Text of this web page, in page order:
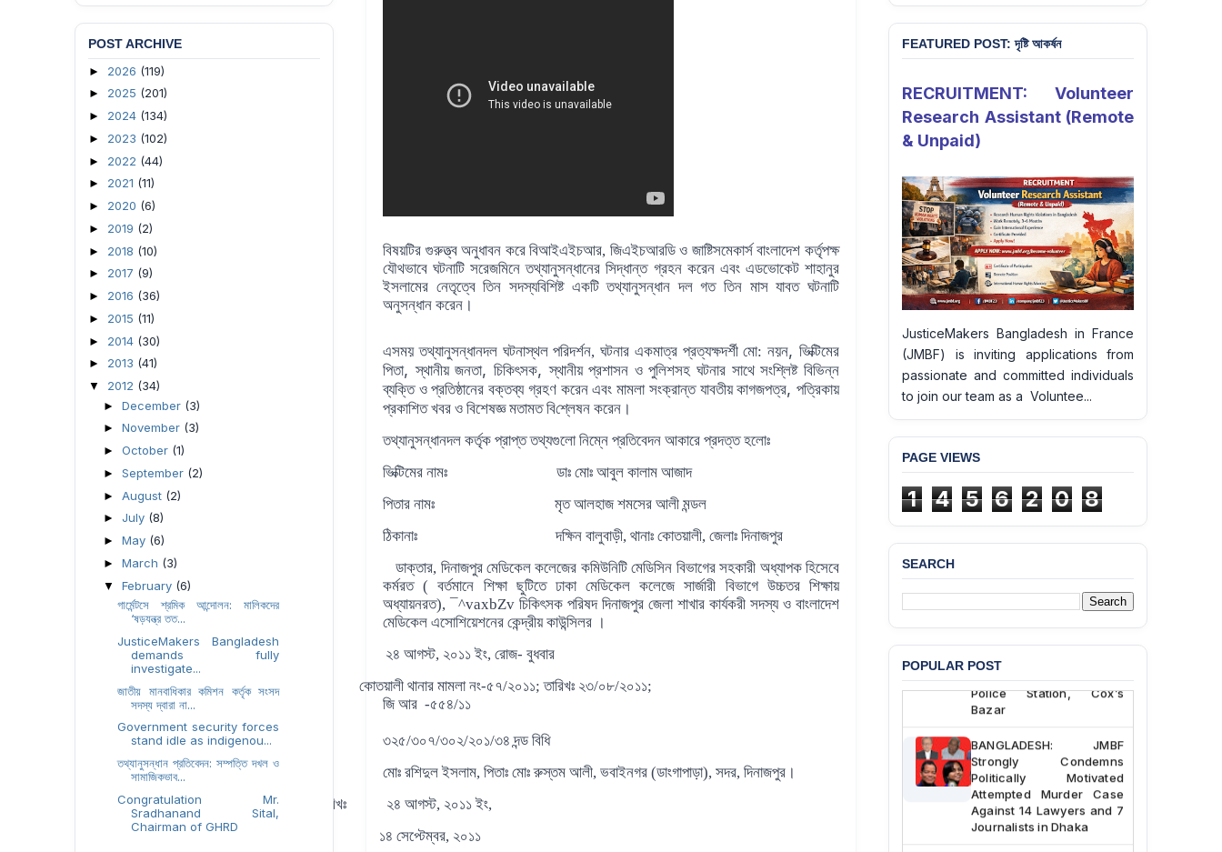
বিষয়টির গুরুত্ত্ব অনুধাবন করে বিআইএইচআর, জিএইচআরডি ও জাষ্টিসমেকার্স বাংলাদেশ কর্তৃপক্ষ
যৌথভাবে ঘটনাটি সরেজমিনেতথ্যানুসন্ধানের সিদ্ধান্ত গ্রহন করেন এবং এডভোকেট শাহানুর
ইসলামের নেতৃত্বে তিন সদস্যবিশিষ্ট একটি তথ্যানুসন্ধান দল গত তিন মাস যাবত ঘটনাটি
অনুসন্ধান করেন।
এসময়তথ্যানুসন্ধানদল ঘটনাস্থল পরিদর্শন, ঘটনার একমাত্র প্রত্যক্ষদর্শী মো: নয়ন, ভিক্টিমের
পিতা, স্থানীয় জনতা, চিকিৎসক, স্থানীয় প্রশাসন ও পুলিশসহ ঘটনার সাথে সংশ্লিষ্ট বিভিন্ন
ব্যক্তি ও প্রতিষ্ঠানের বক্তব্য গ্রহণ করেন এবং মামলা সংক্রান্ত যাবতীয় কাগজপত্র, পত্রিকায়
প্রকাশিত খবর ও বিশেষজ্ঞ মতামত বিশ্লেষন করেন।
তথ্যানুসন্ধানদল কর্তৃক প্রাপ্ত তথ্যগুলো নিম্নে প্রতিবেদন আকারে প্রদত্ত হলোঃ
ভিক্টিমের নামঃ ডাঃ মোঃ আবুল কালাম আজাদ
পিতার নামঃ মৃত আলহাজ শমসের আলী মন্ডল
ঠিকানাঃ দক্ষিন বালুবাড়ী, থানাঃ কোতয়ালী, জেলাঃ দিনাজপুর
পেশাঃ ডাক্তার, দিনাজপুর মেডিকেল কলেজের কমিউনিটি মেডিসিন বিভাগের সহকারী অধ্যাপক হিসেবে
কর্মরত ( বর্তমানে শিক্ষা ছুটিতে ঢাকা মেডিকেল কলেজে সার্জারী বিভাগে উচ্চতর শিক্ষায়
অধ্যায়নরত), ¯^vaxbZv চিকিৎসক পরিষদ দিনাজপুর জেলা শাখার কার্যকরী সদস্য ও বাংলাদেশ
মেডিকেল এসোশিয়েশনের কেন্দ্রীয় কাউন্সিলর ।
গ্রেফতারের তারিখঃ ২৪ আগস্ট, ২০১১ ইং, রোজ- বুধবার
মামলা নং-
কোতয়ালী থানার মামলা নং-৫৭/২০১১; তারিখঃ ২৩/০৮/২০১১;
জি আর -৫৫৪/১১
ধারাঃ৩২৫/৩০৭/৩০২/২০১/৩৪ দন্ড বিধি
বাদীঃ মোঃ রশিদুল ইসলাম, পিতাঃ মোঃ রুস্তম আলী, ভবাইনগর (ডাংগাপাড়া), সদর, দিনাজপুর।
জেল হাজতে প্রেরনের তারিখঃ
২৪ আগস্ট, ২০১১ ইং,
হাসপাতালে ভর্তির তারিখঃ ১৪ সেপ্টেম্বর, ২০১১
POST ARCHIVE
► 2026 (119)
► 2025 (201)
► 2024 (134)
► 2023 (102)
► 2022 (44)
► 2021 (11)
► 2020 (6)
► 2019 (2)
► 2018 (10)
► 2017 (9)
► 2016 (36)
► 2015 (11)
► 2014 (30)
► 2013 (41)
▼ 2012 (34)
► December (3)
► November (3)
► October (1)
► September (2)
► August (2)
► July (8)
► May (6)
► March (3)
▼ February (6)
গার্মেন্টসে শ্রমিক আন্দোলন: মালিকদের
‘ষড়যন্ত্র তত...
JusticeMakers Bangladesh
demands fully
investigate...
জাতীয় মানবাধিকার কমিশন কর্তৃক সংসদ
সদস্য দ্বারা না...
Government security forces
stand idle as indigenou...
তথ্যানুসন্ধান প্রতিবেদন: সম্পত্তি দখল ও
সামাজিকভাব...
Congratulation Mr.
Sradhanand Sital,
Chairman of GHRD
FEATURED POST: দৃষ্টি আকর্ষন
RECRUITMENT: Volunteer
Research Assistant (Remote
& Unpaid)
JusticeMakers Bangladesh in France
(JMBF) is inviting applications from
passionate and committed individuals
to join our team as a Voluntee...
PAGE VIEWS
1 4 5 6 2 0 8
SEARCH
POPULAR POST
JMBF Deeply Concerned
Custody at Chakaria
Police Station, Cox’s
Bazar
Strongly Condemns
Politically Motivated
Attempted Murder Case
Against 14 Lawyers and 7
Journalists in Dhaka